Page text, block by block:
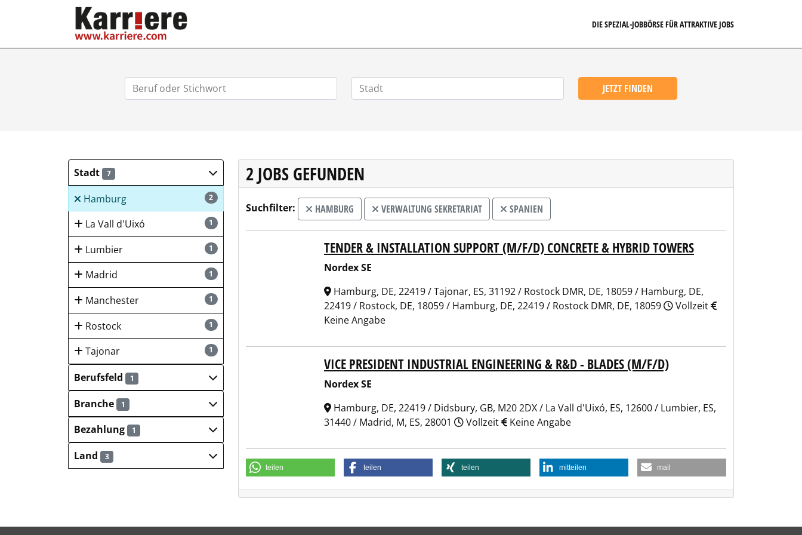
DIE SPEZIAL-JOBBÖRSE FÜR ATTRAKTIVE JOBS
JETZT FINDEN
Stadt 7
2
Hamburg
1
La Vall d'Uixó
1
Lumbier
1
Madrid
1
Manchester
1
Rostock
1
Tajonar
Berufsfeld
1
Branche 1
Bezahlung 1
Land 3
2 JOBS GEFUNDEN
Suchfilter: HAMBURG VERWALTUNG SEKRETARIAT SPANIEN
TENDER & INSTALLATION SUPPORT (M/F/D) CONCRETE & HYBRID TOWERS
Nordex SE
Hamburg, DE, 22419 / Tajonar, ES, 31192 / Rostock DMR, DE, 18059 / Hamburg, DE,
22419 / Rostock, DE, 18059 / Hamburg, DE, 22419 / Rostock DMR, DE, 18059
Vollzeit
Keine Angabe
VICE PRESIDENT INDUSTRIAL ENGINEERING & R&D - BLADES (M/F/D)
Nordex SE
Hamburg, DE, 22419 / Didsbury, GB, M20 2DX / La Vall d'Uixó, ES, 12600 / Lumbier, ES,
31440 / Madrid, M, ES, 28001
Vollzeit Keine Angabe
teilen teilen teilen mitteilen mail